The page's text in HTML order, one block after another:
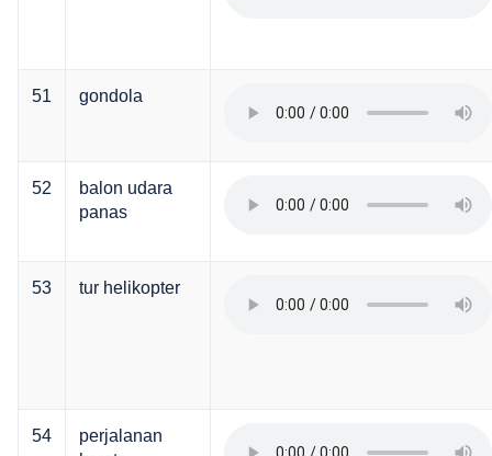
51 gondola
52
balon udara
panas
53 tur helikopter
54
perjalanan